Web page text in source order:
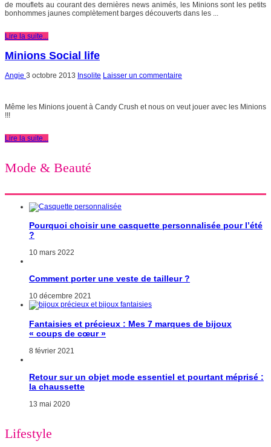
de mouflets au courant des dernières news animés, les Minions sont les petits
bonhommes jaunes complètement barges découverts dans les ...
Lire la suite...
Minions Social life
Angie 3 octobre 2013 Insolite Laisser un commentaire
Même les Minions jouent à Candy Crush et nous on veut jouer avec les Minions
!!!
Lire la suite...
Mode & Beauté
Pourquoi choisir une casquette personnalisée pour l’été
?
10 mars 2022
Comment porter une veste de tailleur ?
10 décembre 2021
Fantaisies et précieux : Mes 7 marques de bijoux
« coups de cœur »
8 février 2021
Retour sur un objet mode essentiel et pourtant méprisé :
la chaussette
13 mai 2020
Lifestyle